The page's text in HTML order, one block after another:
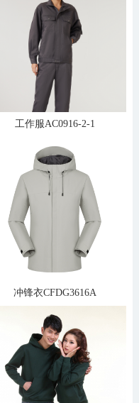
工作服AC0916-2-1
冲锋衣CFDG3616A